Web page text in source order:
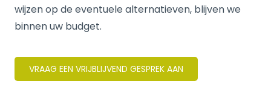
wijzen op de eventuele alternatieven, blijven we
binnen uw budget.
VRAAG EEN VRIJBLIJVEND GESPREK AAN